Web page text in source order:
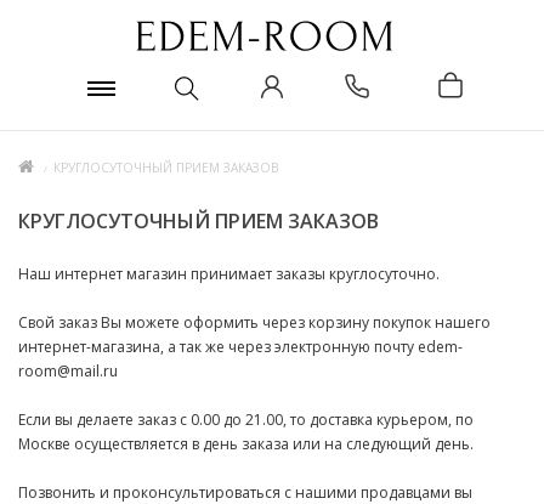
КРУГЛОСУТОЧНЫЙ ПРИЕМ ЗАКАЗОВ
КРУГЛОСУТОЧНЫЙ ПРИЕМ ЗАКАЗОВ
Наш интернет магазин принимает заказы круглосуточно.
Свой заказ Вы можете оформить через корзину покупок нашего
интернет-магазина, а так же через электронную почту edem-
room@mail.ru
Если вы делаете заказ с 0.00 до 21.00, то доставка курьером, по
Москве осуществляется в день заказа или на следующий день.
Позвонить и проконсультироваться с нашими продавцами вы